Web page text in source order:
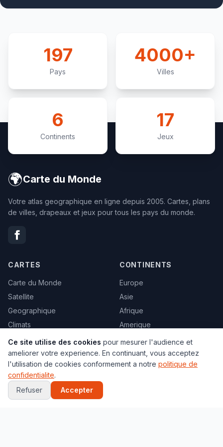
nationale renouvelée depuis la Révolution de 1989.
197
Pays
4000+
Villes
6
Continents
17
Jeux
🌍Carte du Monde
Votre atlas geographique en ligne depuis 2005. Cartes, plans
de villes, drapeaux et jeux pour tous les pays du monde.
CARTES
Carte du Monde
Satellite
Geographique
Climats
Carte vierge
Politique
Toutes les cartes →
CONTINENTS
Europe
Asie
Afrique
Amerique
Tous les pays →
VILLES
Ce site utilise des cookies pour mesurer l'audience et
ameliorer votre experience. En continuant, vous acceptez
l'utilisation de cookies conformement a notre politique de
confidentialite.
Refuser
Accepter